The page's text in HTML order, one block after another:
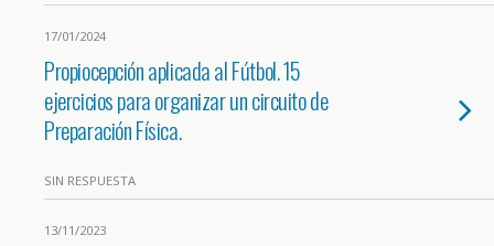
17/01/2024
Propiocepción aplicada al Fútbol. 15
ejercicios para organizar un circuito de
Preparación Física.
SIN RESPUESTA
13/11/2023